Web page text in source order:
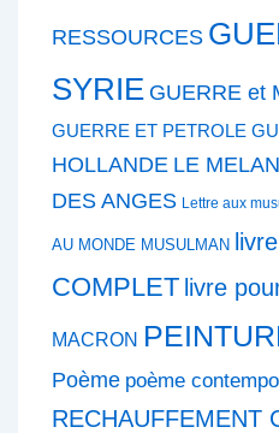
RESSOURCES
SYRIE GUERRE et
GUERRE ET PETROLE
HOLLANDE LE
DES ANGES Lettre aux
AU MONDE MUSULMAN livre
COMPLET livre
MACRON
Poème poème
RECHAUFFEMENT